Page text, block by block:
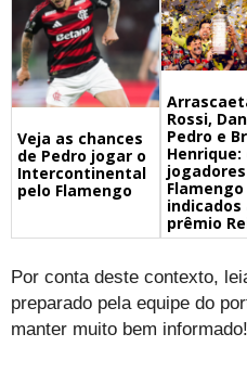
Veja as chances
de Pedro jogar o
Intercontinental
pelo Flamengo
Rossi,
Pedro e
Henrique:
Flamengo
indicados
prêmio
Por conta deste contexto,
preparado pela equipe do
manter muito bem informado!